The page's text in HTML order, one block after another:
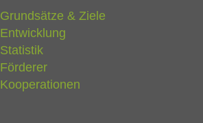
Grundsätze & Ziele
Entwicklung
Statistik
Förderer
Kooperationen